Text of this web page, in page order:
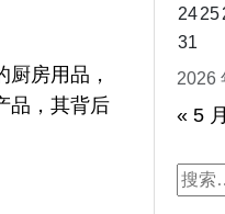
厨房用品，
品，其背后
2026
2425
31
« 5 月
搜
索：